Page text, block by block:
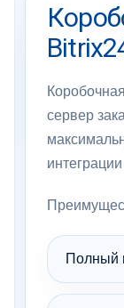
сервер
Полный